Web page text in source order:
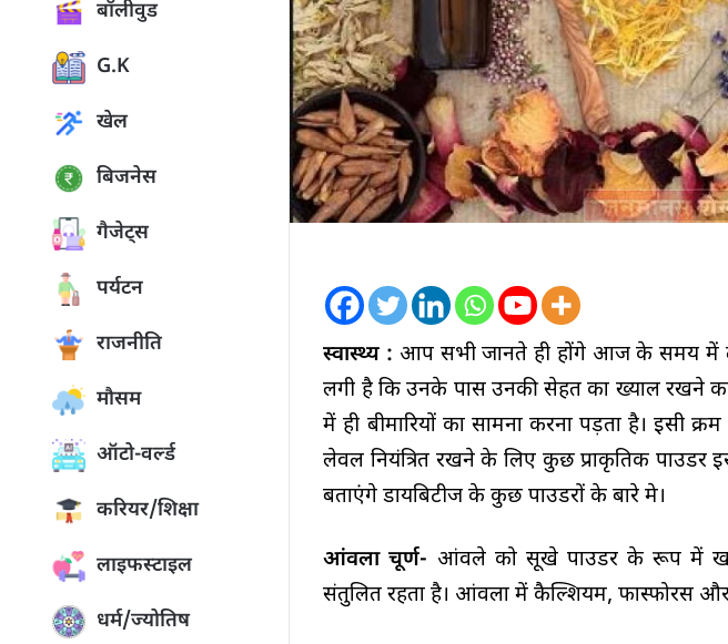
बॉलीवुड
G.K
खेल
बिजनेस
गैजेट्स
पर्यटन
राजनीति
मौसम
ऑटो-वर्ल्ड
करियर/शिक्षा
लाइफस्टाइल
धर्म/ज्योतिष
स्वास्थ्य : आप सभी जानते ही होंगे आज के समय में
लगी है कि उनके पास उनकी सेहत का ख्याल रखने
में ही बीमारियों का सामना करना पड़ता है। इसी
लेवल नियंत्रित रखने के लिए कुछ प्राकृतिक
बताएंगे डायबिटीज के कुछ पाउडरों के बारे मे।
आंवला चूर्ण- आंवले को सूखे पाउडर के रूप में
संतुलित रहता है। आंवला में कैल्शियम, फास्फोरस